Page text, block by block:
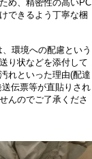
め、精密性の高いPC
できるよう丁寧な梱
環境への配慮という
り状などを添付して
れといった理由(配達
伝票等が直貼りされ
んのでご了承くださ